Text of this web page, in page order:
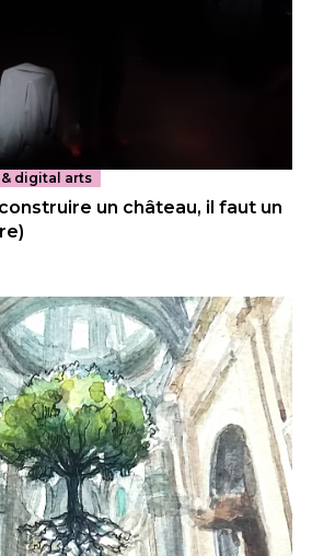
digital arts
un château, il faut un